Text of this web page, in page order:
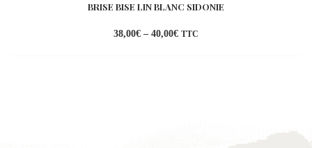
BRISE BISE LIN BLANC SIDONIE
38,00€ – 40,00€ TTC